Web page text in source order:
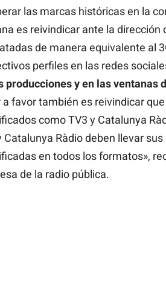
las marcas históricas en la
es reivindicar ante la dirección
de manera equivalente al
perfiles en las redes
producciones y en las ventanas
a favor también es reivindicar
como TV3 y Catalunya
Catalunya Ràdio deben llevar
en todos los formatos»,
de la radio pública.